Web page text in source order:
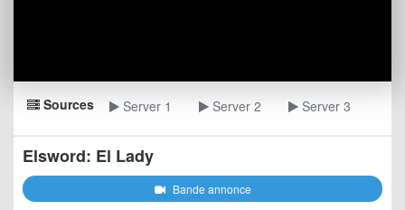
Sources Server 1 Server 2 Server 3
Elsword: El Lady
Bande annonce